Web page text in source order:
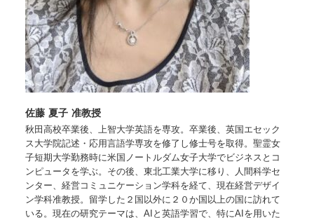
佐藤 夏子 准教授
秋田高校卒業後、上智大学英語を専攻。卒業後、英国エセック
ス大学院記述・応用言語学専攻を修了し修士号を取得。聖霊女
子短期大学勤務時に米国ノートルダム女子大学でビジネスとコ
ンピュータを学ぶ。その後、東北工業大学に移り、人間科学セ
ンター、経営コミュニケーション学科を経て、現在経営デザイ
ン学科准教授。留学した２国以外に２０か国以上の国に訪れて
いる。現在の研究テーマは、AIと英語学習で、特にAIを用いた